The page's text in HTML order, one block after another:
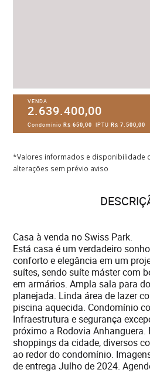
VENDA
2.639.400,00
CondomínioR$ 650,00 IPTUR$ 7.500,00
*Valores informados e disponibilidade
alterações sem prévio aviso
Casa à venda no Swiss Park.
Está casa é um verdadeiro
conforto e elegância em um
suítes, sendo suíte máster com
em armários. Ampla sala para
planejada. Linda área de lazer
piscina aquecida. Condomínio
Infraestrutura e segurança
próximo a Rodovia Anhanguera.
shoppings da cidade, diversos
ao redor do condomínio.
de entrega Julho de 2024.